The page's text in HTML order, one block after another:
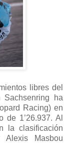
libres del
ha
Racing) en
1’26.937. Al
la clasificación
Alexis Masbou